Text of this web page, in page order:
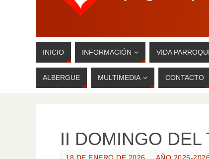
INICIO INFORMACIÓN VIDA
ALBERGUE MULTIMEDIA CONTACTO
II DOMINGO